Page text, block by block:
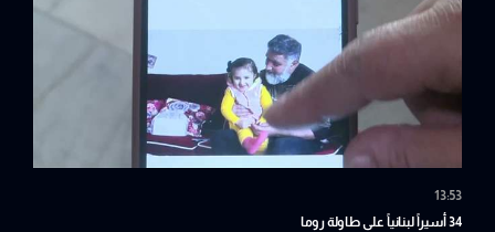
13:53
34 أسيراً لبنانياً على طاولة روما